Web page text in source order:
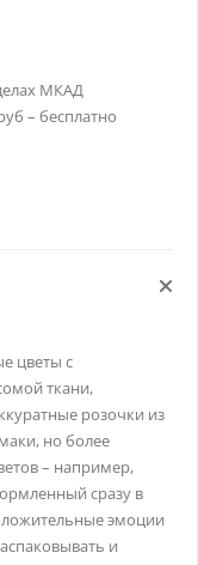
МКАД
– бесплатно
цветы с
ткани,
розочки из
но более
– например,
сразу в
эмоции
и